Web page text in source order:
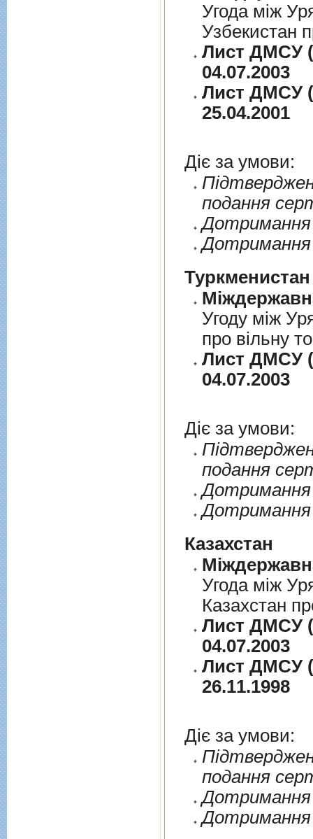
Угода між
Узбекистан
Лист ДМСУ
04.07.2003
Лист ДМСУ
25.04.2001
Діє за умови:
подання
Дотримання
Дотримання
Туркменистан
Угоду між
про вільну
Лист ДМСУ
04.07.2003
Діє за умови:
подання
Дотримання
Дотримання
Казахстан
Угода між
Казахстан
Лист ДМСУ
04.07.2003
Лист ДМСУ
26.11.1998
Діє за умови:
подання
Дотримання
Дотримання